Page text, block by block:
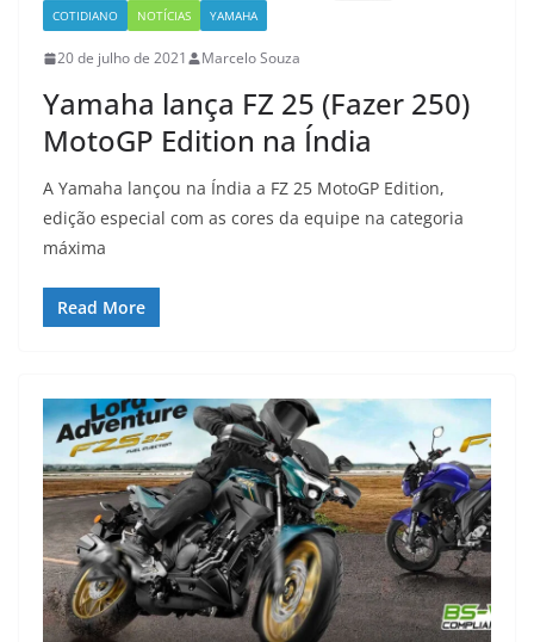
COTIDIANO NOTÍCIAS YAMAHA
20 de julho de 2021 Marcelo Souza
Yamaha lança FZ 25 (Fazer 250)
MotoGP Edition na Índia
A Yamaha lançou na Índia a FZ 25 MotoGP Edition,
edição especial com as cores da equipe na categoria
máxima
Read More